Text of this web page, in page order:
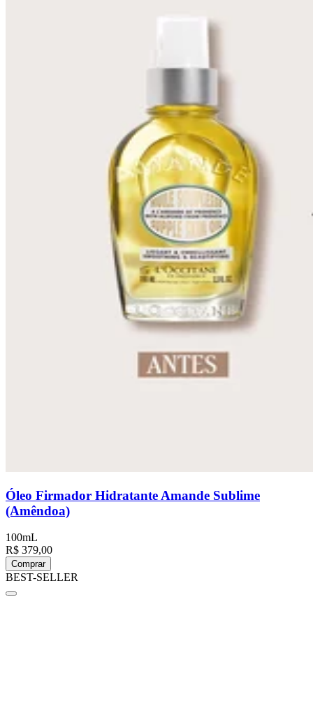
Óleo Firmador Hidratante Amande Sublime
(Amêndoa)
100mL
R$ 379,00
Comprar
BEST-SELLER